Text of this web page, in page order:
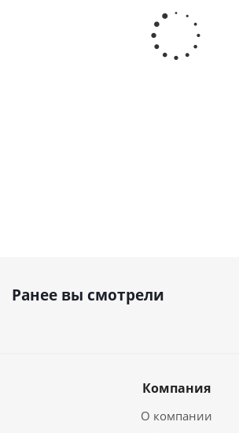
Захват для листового
металла ЗГЛу-2,5 (25-50)
Захват
Ранее вы смотрели
Компания
О компании